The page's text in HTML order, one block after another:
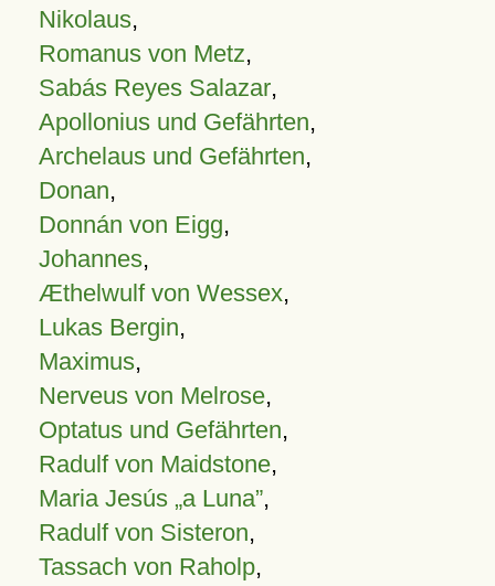
Nikolaus,
Romanus von Metz,
Sabás Reyes Salazar,
Apollonius und Gefährten,
Archelaus und Gefährten,
Donan,
Donnán von Eigg,
Johannes,
Æthelwulf von Wessex,
Lukas Bergin,
Maximus,
Nerveus von Melrose,
Optatus und Gefährten,
Radulf von Maidstone,
Maria Jesús „a Luna”,
Radulf von Sisteron,
Tassach von Raholp,